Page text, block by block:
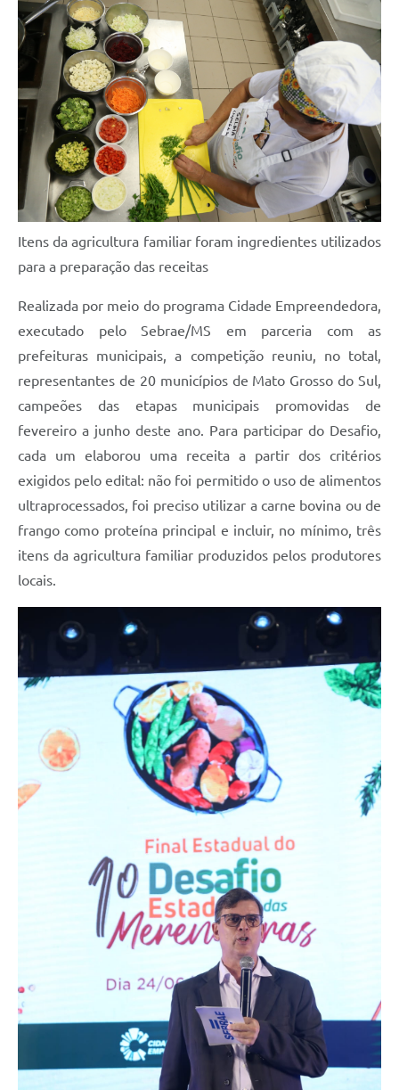
Itens da agricultura familiar foram ingredientes utilizados
para a preparação das receitas
Realizada por meio do programa Cidade Empreendedora,
executado pelo Sebrae/MS em parceria com as
prefeituras municipais, a competição reuniu, no total,
representantes de 20 municípios de Mato Grosso do Sul,
campeões das etapas municipais promovidas de
fevereiro a junho deste ano. Para participar do Desafio,
cada um elaborou uma receita a partir dos critérios
exigidos pelo edital: não foi permitido o uso de alimentos
ultraprocessados, foi preciso utilizar a carne bovina ou de
frango como proteína principal e incluir, no mínimo, três
itens da agricultura familiar produzidos pelos produtores
locais.